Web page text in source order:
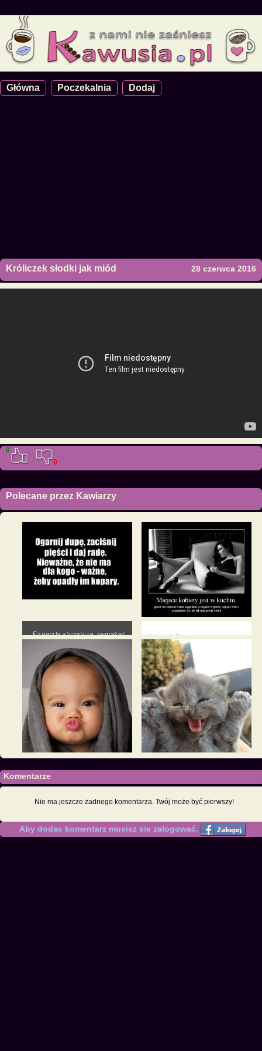
Główna Poczekalnia Dodaj
Króliczek słodki jak miód 28 czerwca 2016
0
0
Polecane przez Kawiarzy
Komentarze
Nie ma jeszcze żadnego komentarza. Twój może być pierwszy!
Aby dodac komentarz musisz sie zalogować.